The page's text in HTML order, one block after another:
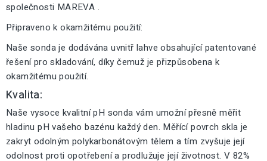
společnosti MAREVA .
Připraveno k okamžitému použití:
Naše sonda je dodávána uvnitř lahve obsahující patentované
řešení pro skladování, díky čemuž je přizpůsobena k
okamžitému použití.
Kvalita:
Naše vysoce kvalitní pH sonda vám umožní přesně měřit
hladinu pH vašeho bazénu každý den. Měřící povrch skla je
zakryt odolným polykarbonátovým tělem a tím zvyšuje její
odolnost proti opotřebení a prodlužuje její životnost. V 82%